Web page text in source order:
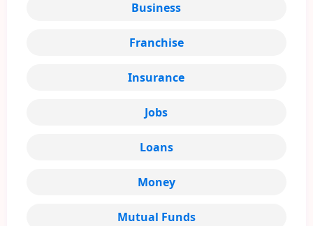
Business
Franchise
Insurance
Jobs
Loans
Money
Mutual Funds